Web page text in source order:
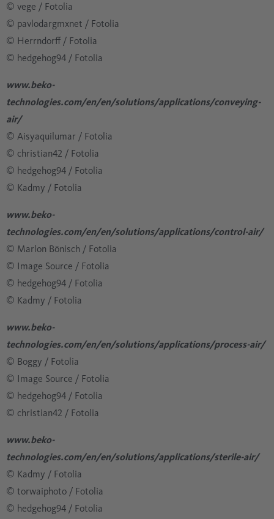
© vege / Fotolia
© pavlodargmxnet / Fotolia
© Herrndorff / Fotolia
© hedgehog94 / Fotolia
www.beko-
technologies.com/en/en/solutions/applications/conveying-
air/
© Aisyaquilumar / Fotolia
​​​​​​​​​​​​​​© christian42 / Fotolia
​​​​​​​​​​​​​​© hedgehog94 / Fotolia
​​​​​​​​​​​​​​© Kadmy / Fotolia
www.beko-
technologies.com/en/en/solutions/applications/control-air/
© Marlon Bönisch / Fotolia
​​​​​​​​​​​​​​© Image Source / Fotolia
​​​​​​​​​​​​​​© hedgehog94 / Fotolia
​​​​​​​​​​​​​​© Kadmy / Fotolia
www.beko-
technologies.com/en/en/solutions/applications/process-air/
© Boggy / Fotolia
​​​​​​​​​​​​​​© Image Source / Fotolia
​​​​​​​​​​​​​​© hedgehog94 / Fotolia
​​​​​​​​​​​​​​© christian42 / Fotolia
www.beko-
technologies.com/en/en/solutions/applications/sterile-air/
© Kadmy / Fotolia
​​​​​​​​​​​​​​© torwaiphoto / Fotolia
​​​​​​​​​​​​​​© hedgehog94 / Fotolia